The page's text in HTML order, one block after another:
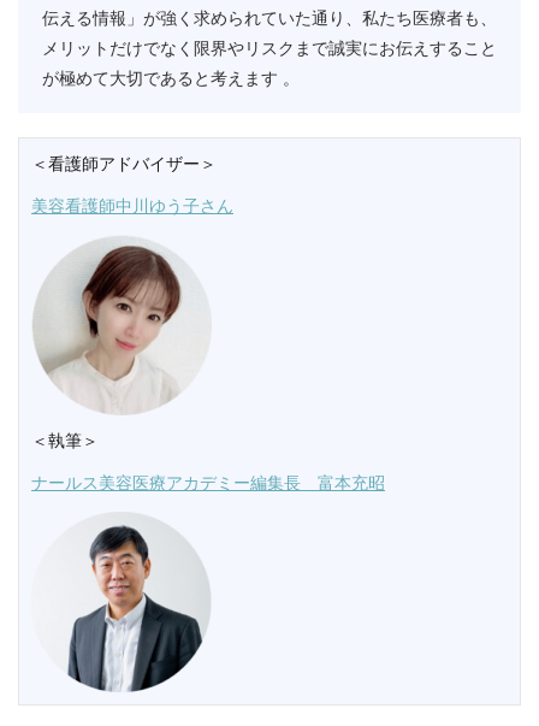
伝える情報」が強く求められていた通り、私たち医療者も、
メリットだけでなく限界やリスクまで誠実にお伝えすること
が極めて大切であると考えます 。
＜看護師アドバイザー＞
美容看護師中川ゆう子さん
＜執筆＞
ナールス美容医療アカデミー編集長 富本充昭